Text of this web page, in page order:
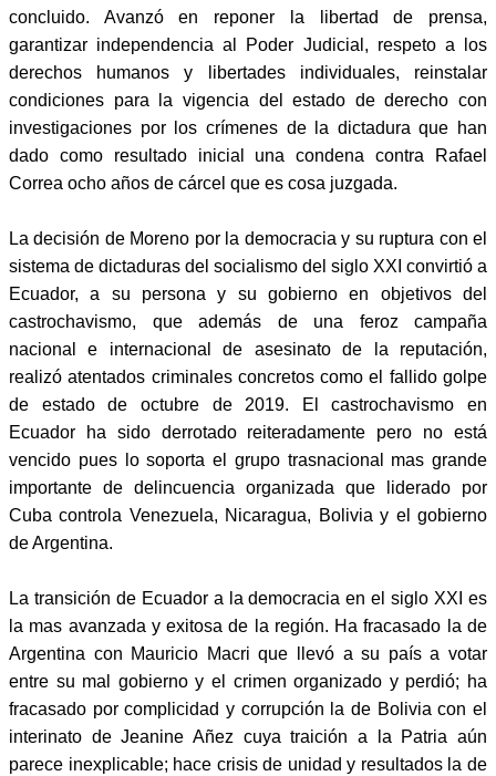
concluido. Avanzó en reponer la libertad de prensa,
garantizar independencia al Poder Judicial, respeto a los
derechos humanos y libertades individuales, reinstalar
condiciones para la vigencia del estado de derecho con
investigaciones por los crímenes de la dictadura que han
dado como resultado inicial una condena contra Rafael
Correa ocho años de cárcel que es cosa juzgada.
La decisión de Moreno por la democracia y su ruptura con el
sistema de dictaduras del socialismo del siglo XXI convirtió a
Ecuador, a su persona y su gobierno en objetivos del
castrochavismo, que además de una feroz campaña
nacional e internacional de asesinato de la reputación,
realizó atentados criminales concretos como el fallido golpe
de estado de octubre de 2019. El castrochavismo en
Ecuador ha sido derrotado reiteradamente pero no está
vencido pues lo soporta el grupo trasnacional mas grande
importante de delincuencia organizada que liderado por
Cuba controla Venezuela, Nicaragua, Bolivia y el gobierno
de Argentina.
La transición de Ecuador a la democracia en el siglo XXI es
la mas avanzada y exitosa de la región. Ha fracasado la de
Argentina con Mauricio Macri que llevó a su país a votar
entre su mal gobierno y el crimen organizado y perdió; ha
fracasado por complicidad y corrupción la de Bolivia con el
interinato de Jeanine Añez cuya traición a la Patria aún
parece inexplicable; hace crisis de unidad y resultados la de